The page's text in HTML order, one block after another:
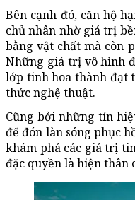
Bên cạnh đó, căn hộ
chủ nhân nhờ giá trị
bằng vật chất mà còn
Những giá trị vô hình
lớp tinh hoa thành đạt
thức nghệ thuật.
Cũng bởi những tín
để đón làn sóng phục
khám phá các giá trị
đặc quyền là hiện thân